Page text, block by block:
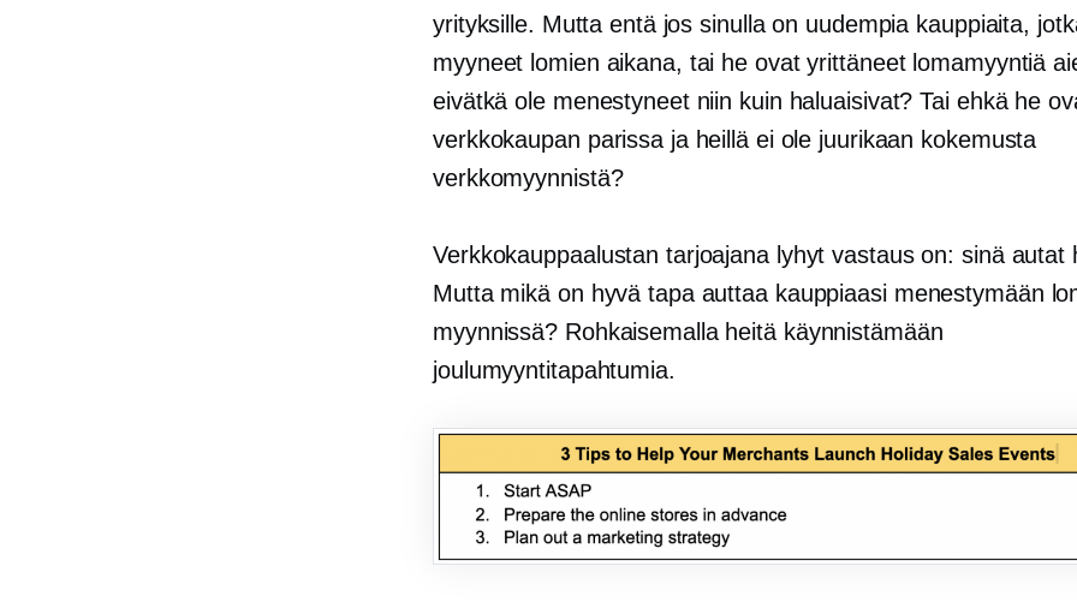
yrityksille. Mutta entä jos sinulla on uudempia kauppiaita,
myyneet lomien aikana, tai he ovat yrittäneet lomamyyntiä
eivätkä ole menestyneet niin kuin haluaisivat? Tai ehkä he
verkkokaupan parissa ja heillä ei ole juurikaan kokemusta
verkkomyynnistä?
Verkkokauppaalustan tarjoajana lyhyt vastaus on: sinä autat
Mutta mikä on hyvä tapa auttaa kauppiaasi menestymään
myynnissä? Rohkaisemalla heitä käynnistämään
joulumyyntitapahtumia.